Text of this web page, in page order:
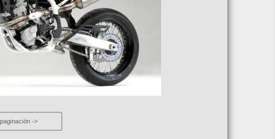
paginación ->